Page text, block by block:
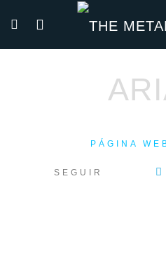
PÁGINA
SEGUIR